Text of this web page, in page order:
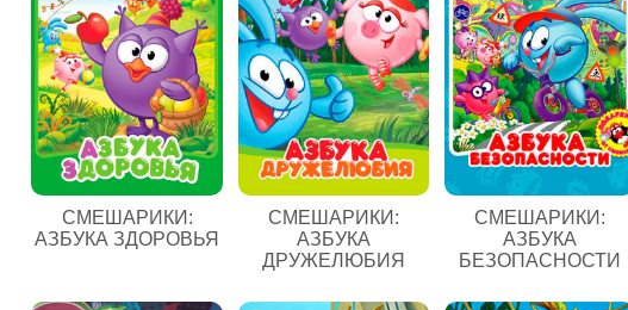
СМЕШАРИКИ:
АЗБУКА ЗДОРОВЬЯ
СМЕШАРИКИ:
АЗБУКА
ДРУЖЕЛЮБИЯ
СМЕШАРИКИ:
АЗБУКА
БЕЗОПАСНОСТИ